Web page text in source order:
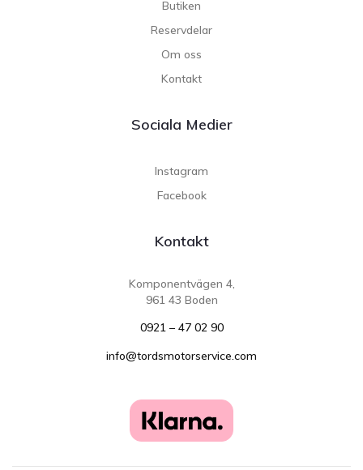
Butiken
Reservdelar
Om oss
Kontakt
Sociala Medier
Instagram
Facebook
Kontakt
Komponentvägen 4,
961 43 Boden
0921 – 47 02 90
info@tordsmotorservice.com